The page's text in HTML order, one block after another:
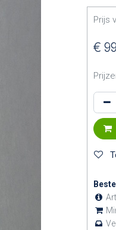
Prijs
€